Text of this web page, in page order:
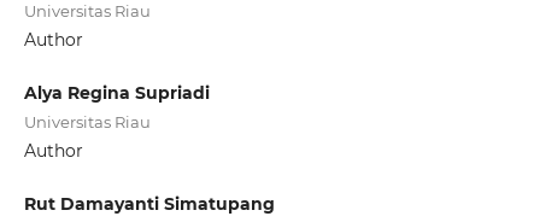
Universitas Riau
Author
Alya Regina Supriadi
Universitas Riau
Author
Rut Damayanti Simatupang